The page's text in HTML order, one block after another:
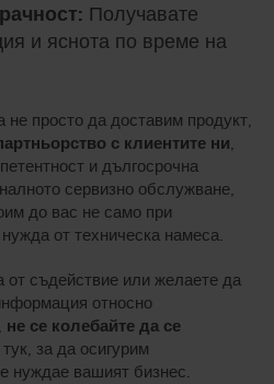
Получавате
и яснота по време на
просто да доставим продукт,
с клиентите ни,
и дългосрочна
сервизно обслужване,
до вас не само при
от техническа намеса.
съдействие или желаете да
относно
не се колебайте да се
за да осигурим
нуждае вашият бизнес.